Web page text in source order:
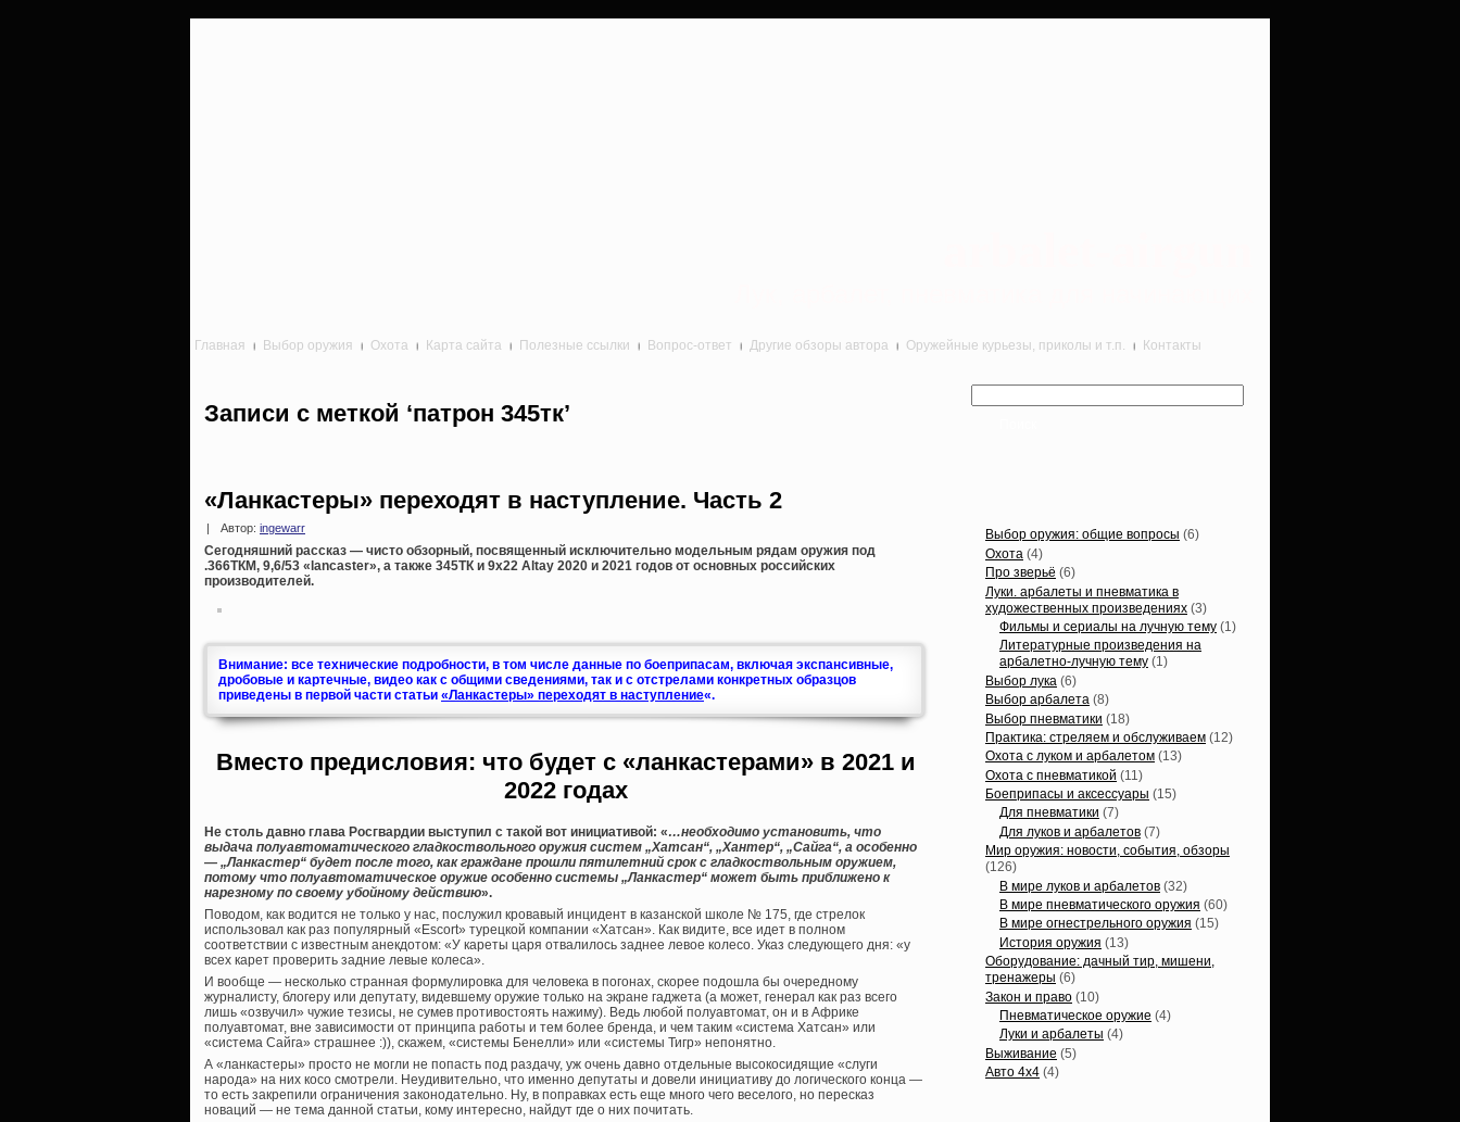
Главная Выбор оружия Охота Карта сайта Полезные ссылки Вопрос-ответ Другие обзоры автора Оружейные курьезы, приколы и т.п. Контакты
Записи с меткой ‘патрон 345тк’
«Ланкастеры» переходят в наступление. Часть 2
Автор: ingewarr
Сегодняшний рассказ — чисто обзорный, посвященный исключительно модельным рядам оружия под
.366ТКМ, 9,6/53 «lancaster», а также 345ТК и 9х22 Altay 2020 и 2021 годов от основных российских
производителей.
Внимание: все технические подробности, в том числе данные по боеприпасам, включая экспансивные,
дробовые и картечные, видео как с общими сведениями, так и с отстрелами конкретных образцов
приведены в первой части статьи «Ланкастеры» переходят в наступление«.
Вместо предисловия: что будет с «ланкастерами» в 2021 и
2022 годах
Не столь давно глава Росгвардии выступил с такой вот инициативой: «…необходимо установить, что
выдача полуавтоматического гладкоствольного оружия систем „Хатсан“, „Хантер“, „Сайга“, а особенно
— „Ланкастер“ будет после того, как граждане прошли пятилетний срок с гладкоствольным оружием,
потому что полуавтоматическое оружие особенно системы „Ланкастер“ может быть приближено к
нарезному по своему убойному действию».
Поводом, как водится не только у нас, послужил кровавый инцидент в казанской школе № 175, где стрелок
использовал как раз популярный «Escort» турецкой компании «Хатсан». Как видите, все идет в полном
соответствии с известным анекдотом: «У кареты царя отвалилось заднее левое колесо. Указ следующего дня: «у
всех карет проверить задние левые колеса».
И вообще — несколько странная формулировка для человека в погонах, скорее подошла бы очередному
журналисту, блогеру или депутату, видевшему оружие только на экране гаджета (а может, генерал как раз всего
лишь «озвучил» чужие тезисы, не сумев противостоять нажиму). Ведь любой полуавтомат, он и в Африке
полуавтомат, вне зависимости от принципа работы и тем более бренда, и чем таким «система Хатсан» или
«система Сайга» страшнее :)), скажем, «системы Бенелли» или «системы Тигр» непонятно.
А «ланкастеры» просто не могли не попасть под раздачу, уж очень давно отдельные высокосидящие «слуги
народа» на них косо смотрели. Неудивительно, что именно депутаты и довели инициативу до логического конца —
то есть закрепили ограничения законодательно. Ну, в поправках есть еще много чего веселого, но пересказ
новаций — не тема данной статьи, кому интересно, найдут где о них почитать.
Выбор оружия: общие вопросы (6)
Охота (4)
Про зверьё (6)
Луки. арбалеты и пневматика в
художественных произведениях (3)
Фильмы и сериалы на лучную тему (1)
Литературные произведения на
арбалетно-лучную тему (1)
Выбор лука (6)
Выбор арбалета (8)
Выбор пневматики (18)
Практика: стреляем и обслуживаем (12)
Охота с луком и арбалетом (13)
Охота с пневматикой (11)
Боеприпасы и аксессуары (15)
Для пневматики (7)
Для луков и арбалетов (7)
Мир оружия: новости, события, обзоры
(126)
В мире луков и арбалетов (32)
В мире пневматического оружия (60)
В мире огнестрельного оружия (15)
История оружия (13)
Оборудование: дачный тир, мишени,
тренажеры (6)
Закон и право (10)
Пневматическое оружие (4)
Луки и арбалеты (4)
Выживание (5)
Авто 4х4 (4)